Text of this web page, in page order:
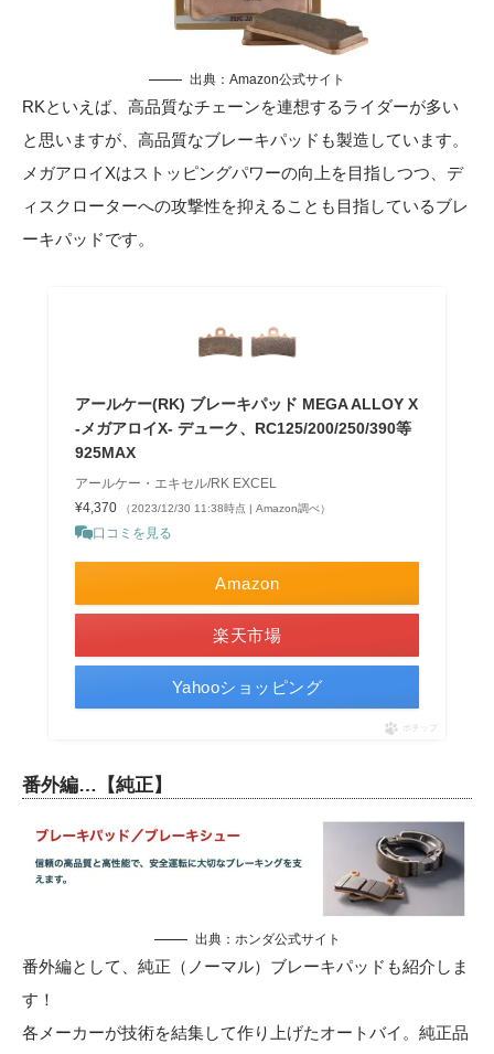
出典： Amazon公式サイト
RKといえば、高品質なチェーンを連想するライダーが多い
と思いますが、高品質なブレーキパッドも製造しています。
メガアロイXはストッピングパワーの向上を目指しつつ、デ
ィスクローターへの攻撃性を抑えることも目指しているブレ
ーキパッドです。
アールケー(RK) ブレーキパッド MEGA ALLOY X
-メガアロイX- デューク、RC125/200/250/390等
925MAX
アールケー・エキセル/RK EXCEL
¥4,370
（2023/12/30 11:38時点 | Amazon調べ）
口コミを見る
Amazon
楽天市場
Yahooショッピング
ポチップ
番外編…【純正】
出典： ホンダ公式サイト
番外編として、純正（ノーマル）ブレーキパッドも紹介しま
す！
各メーカーが技術を結集して作り上げたオートバイ。純正品